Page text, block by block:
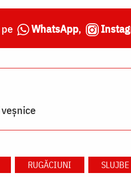
WhatsApp,
RUGĂCIUNI SLUJBE